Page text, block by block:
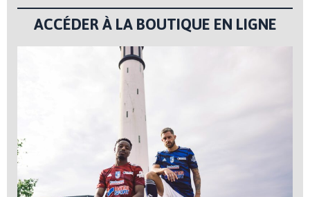
ACCÉDER À LA BOUTIQUE EN LIGNE